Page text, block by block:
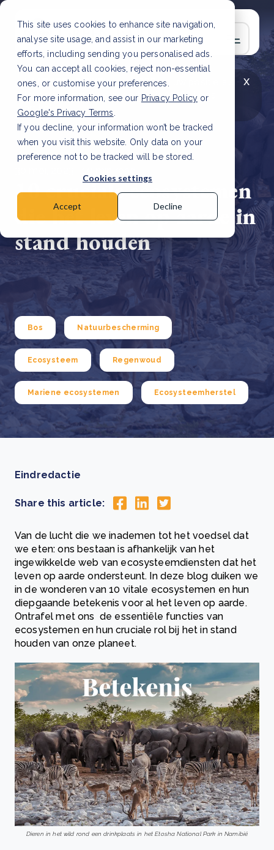
This site uses cookies to enhance site navigation,
analyse site usage, and assist in our marketing
efforts, including sending you personalised ads.
You can accept all cookies, reject non-essential
ones, or customise your preferences.
For more information, see our Privacy Policy or
Google's Privacy Terms
If you decline, your information won’t be tracked
when you visit this website. Only data on your
preference not to be tracked will be stored.
Cookies settings
Accept Decline
x
LAATSTE ARTIKEL
CSRD en uw positie als
leverancier: wat verandert er in 2026?Lees
artikel
10 cruciale ecosystemen
die het leven op aarde in
stand houden
Bos Natuurbescherming
Ecosysteem Regenwoud
Mariene ecosystemen Ecosysteemherstel
Eindredactie
Share this article:
Van de lucht die we inademen tot het voedsel dat
we eten: ons bestaan is afhankelijk van het
ingewikkelde web van ecosysteemdiensten dat het
leven op aarde ondersteunt. In deze blog duiken we
in de wonderen van 10 vitale ecosystemen en hun
diepgaande betekenis voor al het leven op aarde.
Ontrafel met ons de essentiële functies van
ecosystemen en hun cruciale rol bij het in stand
houden van onze planeet.
Dieren in het wild rond een drinkplaats in het Etosha National Park in Namibië